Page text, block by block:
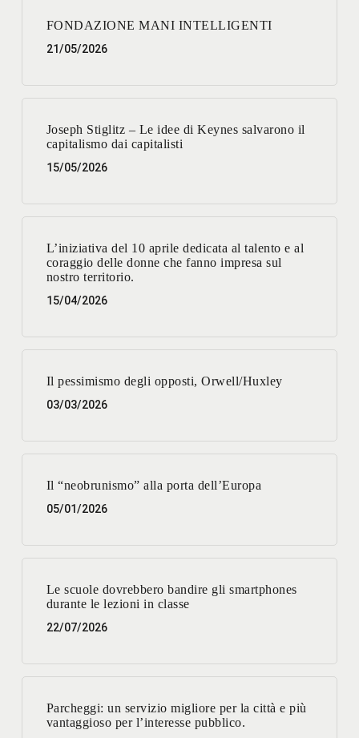
FONDAZIONE MANI INTELLIGENTI
21/05/2026
Joseph Stiglitz – Le idee di Keynes salvarono il
capitalismo dai capitalisti
15/05/2026
L’iniziativa del 10 aprile dedicata al talento e al
coraggio delle donne che fanno impresa sul
nostro territorio.
15/04/2026
Il pessimismo degli opposti, Orwell/Huxley
03/03/2026
Il “neobrunismo” alla porta dell’Europa
05/01/2026
Le scuole dovrebbero bandire gli smartphones
durante le lezioni in classe
22/07/2026
Parcheggi: un servizio migliore per la città e più
vantaggioso per l’interesse pubblico.